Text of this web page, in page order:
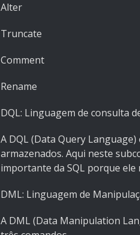
Alter
Truncate
Comment
Rename
DQL: Linguagem de consulta
A DQL (Data Query
armazenados. Aqui neste
importante da SQL porque
DML: Linguagem de
A DML (Data Manipulation